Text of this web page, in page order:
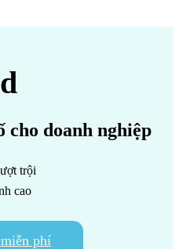
cho doanh nghiệp
trội
cao
phí